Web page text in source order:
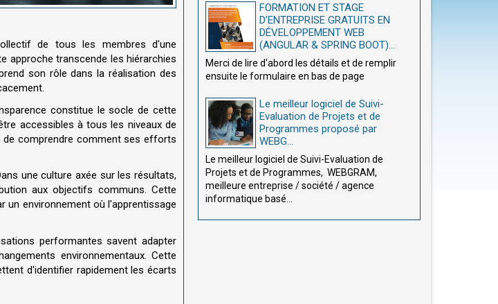
de tous les membres d'une
approche transcende les hiérarchies
son rôle dans la réalisation des
constitue le socle de cette
accessibles à tous les niveaux de
de comprendre comment ses efforts
une culture axée sur les résultats,
aux objectifs communs. Cette
un environnement où l'apprentissage
performantes savent adapter
environnementaux. Cette
d'identifier rapidement les écarts
FORMATION ET STAGE
D’ENTREPRISE GRATUITS EN
DÉVELOPPEMENT WEB
(ANGULAR & SPRING BOOT)...
Merci de lire d'abord les détails et de remplir
ensuite le formulaire en bas de page
Le meilleur logiciel de Suivi-
Evaluation de Projets et de
Programmes proposé par
WEBG...
Le meilleur logiciel de Suivi-Evaluation de
Projets et de Programmes, WEBGRAM,
meilleure entreprise / société / agence
informatique basé...